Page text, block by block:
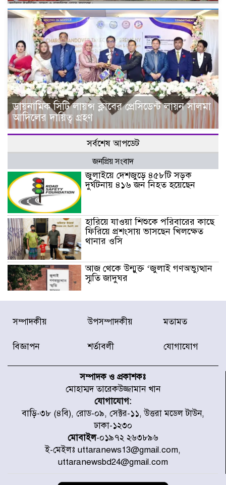
ডায়নামিক সিটি লায়ন্স ক্লাবের প্রেসিডেন্ট লায়ন সালমা
আদিলের দায়িত্ব গ্রহণ
সর্বশেষ আপডেট
জনপ্রিয় সংবাদ
জুলাইয়ে দেশজুড়ে ৪৫৮টি সড়ক
দুর্ঘটনায় ৪১৬ জন নিহত হয়েছেন
হারিয়ে যাওয়া শিশুকে পরিবারের কাছে
ফিরিয়ে প্রশংসায় ভাসছেন খিলক্ষেত
থানার ওসি
আজ থেকে উন্মুক্ত ‘জুলাই গণঅভ্যুত্থান
স্মৃতি জাদুঘর
রাজধানীর উত্তরা আঞ্চলিক পাসপোর্ট
অফিসের সামনে দালাল চক্রের ১৩ জন
করেছে র‌্যাব-১
চূড়ান্ত পর্যায়ে : ইরান
প্রত্যেক অপরাধীর বিচার এ দেশেই
হবে, সে যত শক্তিশালীই হোক না কেন,
চট্টগ্রামে জুলাই গণঅভ্যুত্থান দিবসে
প্রতিমন্ত্রী মীর হেলাল
আগামী ৫ দিন বৃষ্টির আভাস
সম্পাদকীয় উপসম্পাদকীয় মতামত
বিজ্ঞাপন শর্তাবলী যোগাযোগ
সম্পাদক ও প্রকাশকঃ
মোহাম্মদ তারেকউজ্জামান খান
যোগাযোগ:
বাড়ি-৩৮ (৪বি), রোড-০৯, সেক্টর-১১, উত্তরা মডেল টাউন,
ঢাকা-১২৩০
মোবাইল-০১৯৭২ ২৬৩৮৯৬
ই-মেইলঃ uttaranews13@gmail.com,
uttaranewsbd24@gmail.com